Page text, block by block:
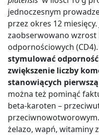
jednoczesnym
przez okres 12
zaobserwowano
odpornościowych (CD4).
stymulować
zwiększenie liczby
stanowiących
można też pominąć
beta-karoten –
żelazo, wapń, witaminy